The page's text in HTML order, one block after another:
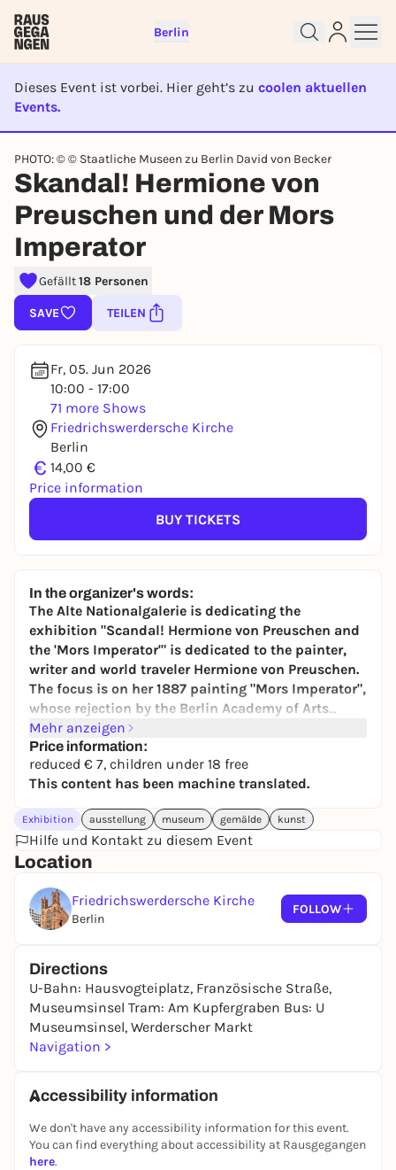
Berlin
Dieses Event ist vorbei. Hier geht’s zu coolen aktuellen
Events.
EVENT IST BEENDET
PHOTO: © © Staatliche Museen zu Berlin David von Becker
Skandal! Hermione von
Preuschen und der Mors
Imperator
Gefällt18 Personen
SAVE TEILEN
Fr, 05. Jun 2026
10:00 - 17:00
71 more Shows
Friedrichswerdersche Kirche
Berlin
€ 14,00 €
Price information
BUY TICKETS
In the organizer's words:
The Alte Nationalgalerie is dedicating the
exhibition "Scandal! Hermione von Preuschen and
the 'Mors Imperator'" is dedicated to the painter,
writer and world traveler Hermione von Preuschen.
The focus is on her 1887 painting "Mors Imperator",
whose rejection by the Berlin Academy of Arts
made her instantly famous.
Mehr anzeigen
Price information:
reduced € 7, children under 18 free
This content has been machine translated.
Exhibition ausstellung museum gemälde kunst
Hilfe und Kontakt zu diesem Event
Location
Friedrichswerdersche Kirche
Berlin
FOLLOW
Directions
U-Bahn: Hausvogteiplatz, Französische Straße,
Museumsinsel Tram: Am Kupfergraben Bus: U
Museumsinsel, Werderscher Markt
Navigation >
Accessibility information
We don't have any accessibility information for this event.
You can find everything about accessibility at Rausgegangen
here.
Sign up for free and get started
right away
To like events, follow pages, or participate in
lotteries, you need a free Rausgegangen account.
REGISTER FOR FREE NOW